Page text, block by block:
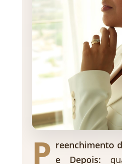
P reenchimento
e Depois: